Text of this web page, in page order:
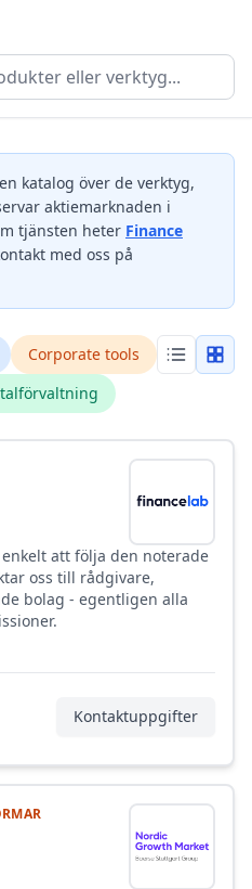
katalog över de verktyg,
aktiemarknaden i
tjänsten heter Finance
med oss på
Corporate tools
att följa den noterade
oss till rådgivare,
bolag - egentligen alla
Kontaktuppgifter